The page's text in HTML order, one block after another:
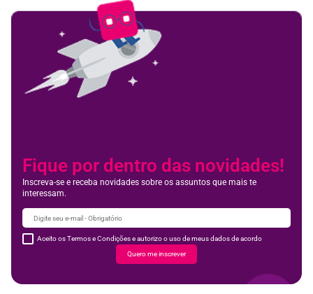
Fique por dentro das novidades!
Inscreva-se e receba novidades sobre os assuntos que mais te
interessam.
Aceito os Termos e Condições e autorizo o uso de meus dados de acordo
Quero me inscrever